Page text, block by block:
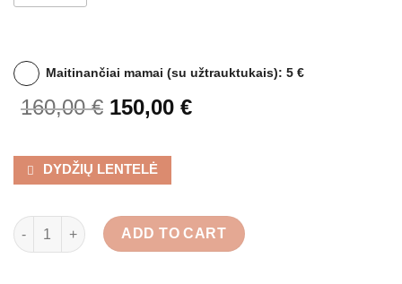
Maitinančiai mamai (su užtrauktukais): 5 €
160,00€ 150,00 €
DYDŽIŲ LENTELĖ
Lininė suknelė "Purpurinė pieva " quantity
ADD TO CART